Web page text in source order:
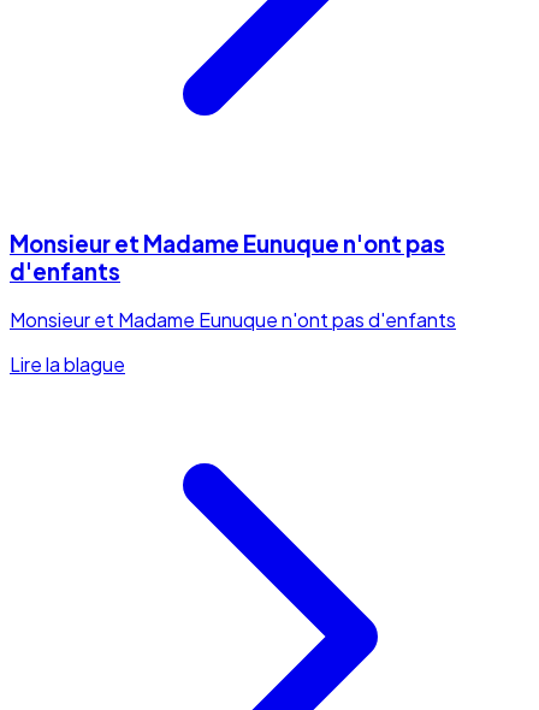
Monsieur et Madame Eunuque n'ont pas
d'enfants
Monsieur et Madame Eunuque n'ont pas d'enfants
Lire la blague